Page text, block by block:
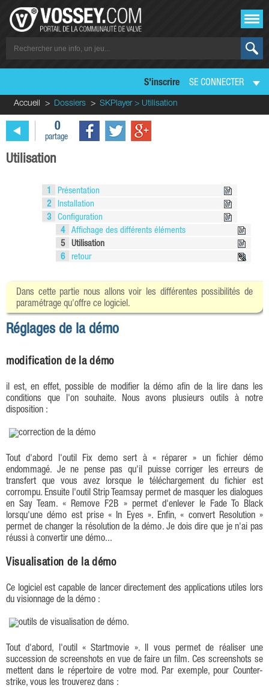
S'inscrire SE CONNECTER
Accueil Dossiers SKPlayer > Utilisation
0
partage
Utilisation
1
Présentation
2
Installation
3
Configuration
4
Affichage des différents éléments
5
Utilisation
6
retour
Dans cette partie nous allons voir les différentes possibilités de
paramétrage qu'offre ce logiciel.
Réglages de la démo
modification de la démo
il est, en effet, possible de modifier la démo afin de la lire dans les
conditions que l'on souhaite. Nous avons plusieurs outils à notre
disposition :
Tout d'abord l'outil Fix demo sert à « réparer » un fichier démo
endommagé. Je ne pense pas qu'il puisse corriger les erreurs de
transfert que vous avez lorsque le téléchargement du fichier est
corrompu. Ensuite l'outil Strip Teamsay permet de masquer les dialogues
en Say Team. « Remove F2B » permet d'enlever le Fade To Black
lorsqu'une démo est prise « In Eyes ». Enfin, « convert Resolution »
permet de changer la résolution de la démo. Je dois dire que je n'ai pas
réussi à convertir une démo...
Visualisation de la démo
Ce logiciel est capable de lancer directement des applications utiles lors
du visionnage de la démo :
Tout d'abord, l'outil « Startmovie ». Il vous permet de réaliser une
succession de screenshots en vue de faire un film. Ces screenshots se
mettent dans le répertoire de votre mod. Par exemple, pour Counter-
strike, vous les trouverez dans :